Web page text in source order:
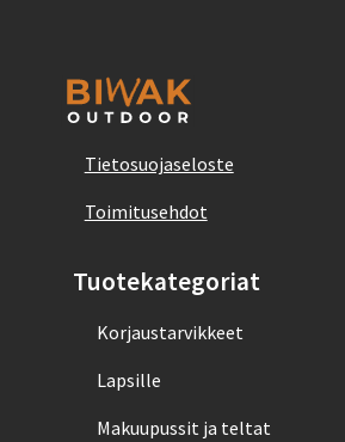
Tietosuojaseloste
Toimitusehdot
Tuotekategoriat
Korjaustarvikkeet
Lapsille
Makuupussit ja teltat